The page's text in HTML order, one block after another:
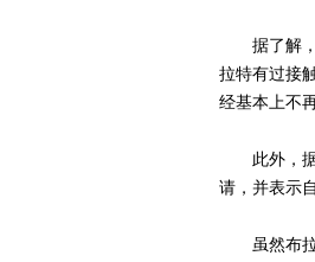
据了解，
拉特有过接
经基本上不
此外，据
请，并表示
虽然布拉